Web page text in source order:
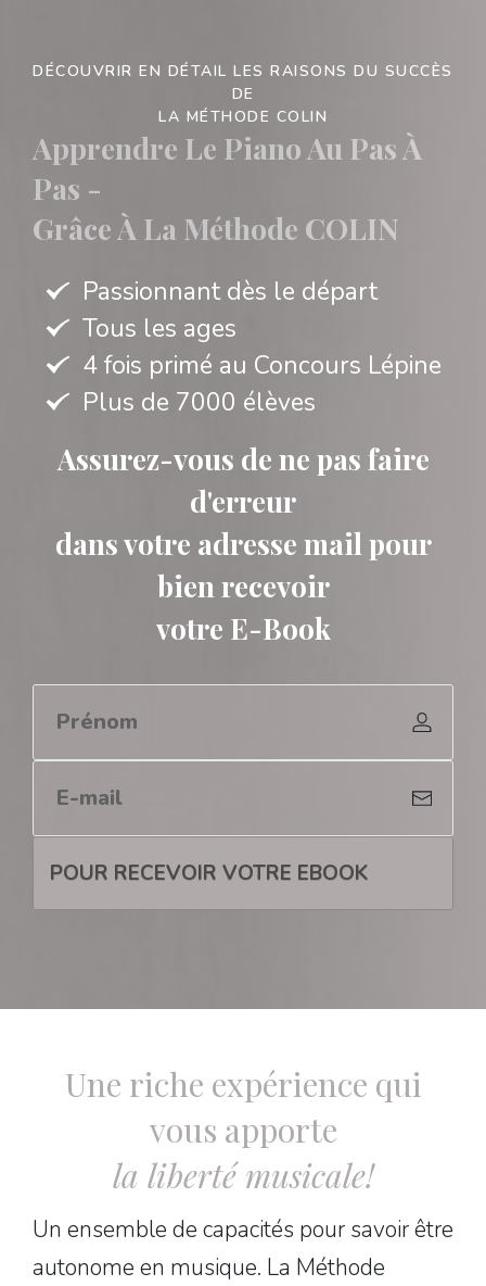
DÉCOUVRIR EN DÉTAIL LES RAISONS DU SUCCÈS
DE
LA MÉTHODE COLIN
Apprendre Le Piano Au Pas À
Pas -
Grâce À La Méthode COLIN
Passionnant dès le départ
Tous les ages
4 fois primé au Concours Lépine
Plus de 7000 élèves
Assurez-vous de ne pas faire
d'erreur
dans votre adresse mail pour
bien recevoir
votre E-Book
POUR RECEVOIR VOTRE EBOOK
Une riche expérience qui
vous apporte
la liberté musicale!
Un ensemble de capacités pour savoir être
autonome en musique. La Méthode